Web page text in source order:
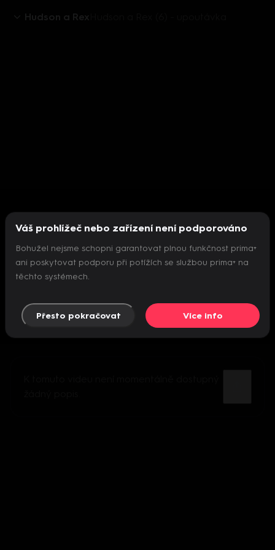
Hudson a Rex
Nepodařilo se inicializovat přehrávač
Váš prohlížeč nebo zařízení není podporováno
Bohužel nejsme schopni garantovat plnou funkčnost prima+
ani poskytovat podporu při potížích se službou prima+ na
těchto systémech.
Přesto pokračovat Více info